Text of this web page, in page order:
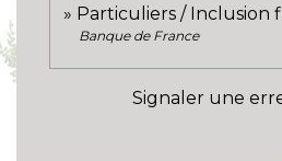
Particuliers / Inclusion
Banque de France
Signaler une